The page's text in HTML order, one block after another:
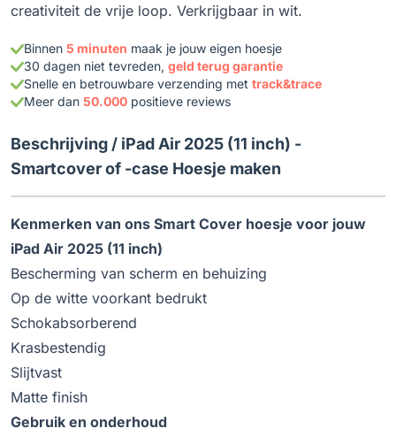
creativiteit de vrije loop. Verkrijgbaar in wit.
Binnen 5 minuten maak je jouw eigen hoesje
30 dagen niet tevreden, geld terug garantie
Snelle en betrouwbare verzending met track&trace
Meer dan 50.000 positieve reviews
Beschrijving / iPad Air 2025 (11 inch) -
Smartcover of -case Hoesje maken
Kenmerken van ons Smart Cover hoesje voor jouw
iPad Air 2025 (11 inch)
Bescherming van scherm en behuizing
Op de witte voorkant bedrukt
Schokabsorberend
Krasbestendig
Slijtvast
Matte finish
Gebruik en onderhoud